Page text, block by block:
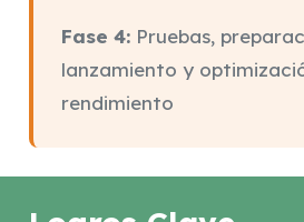
Fase 4:Pruebas,
lanzamiento y
rendimiento